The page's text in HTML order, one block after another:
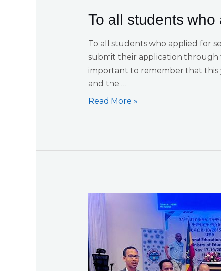
To all students
To all students who applied for
submit their application through
important to remember that this
and the …
Read More »
በተከታታይ
ቀናት
በሀዋሳ
ከተማ
ሲካሄድ